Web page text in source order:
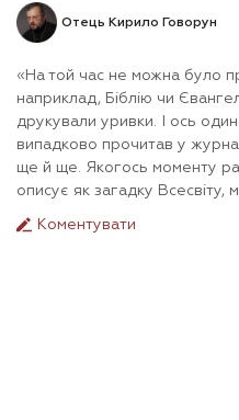
Отець Кирило Говорун
«На той час не можна було
наприклад, Біблію чи
друкували уривки. І ось
випадково прочитав у
ще й ще. Якогось моменту
описує як загадку Всесвіту,
Коментувати